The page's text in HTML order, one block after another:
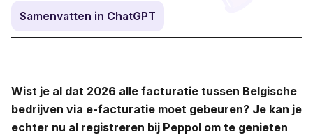
Samenvatten in ChatGPT
Wist je al dat 2026 alle facturatie tussen Belgische
bedrijven via e-facturatie moet gebeuren? Je kan je
echter nu al registreren bij Peppol om te genieten